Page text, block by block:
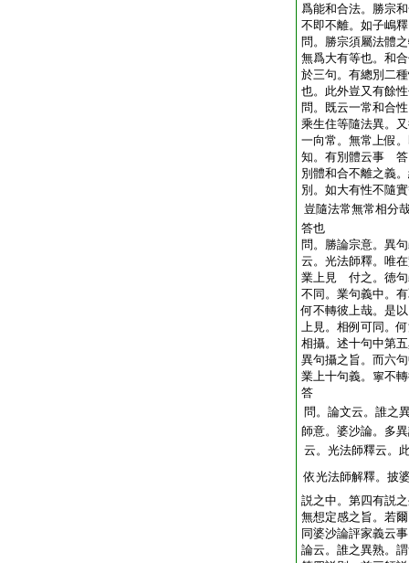
爲能和合法。勝宗
不即不離。如子嶋釋
問。勝宗須屬法體
無爲大有等也。和
於三句。有總別二
也。此外豈又有餘
問。既云一常和合
乘生住等隨法異。
一向常。無常上假
知。有別體云事 答
別體和合不離之義
別。如大有性不隨
豈隨法常無常相分
答也
問。勝論宗意。異
云。光法師釋。唯
業上見 付之。徳句
不同。業句義中。
何不轉彼上哉。是
上見。相例可同。
相攝。述十句中第
異句攝之旨。而六
業上十句義。寧不
答
問。論文云。誰之
師意。婆沙論。多
云。光法師釋云。
依光法師解釋。披
説之中。第四有説
無想定感之旨。若
同婆沙論評家義云
論云。誰之異熟。